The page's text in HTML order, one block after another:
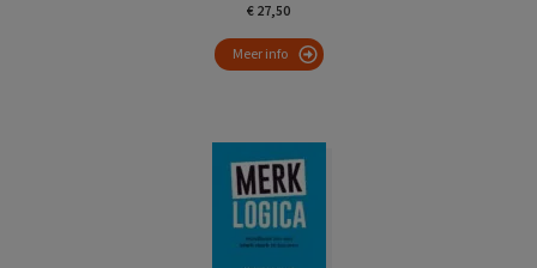
€ 27,50
Meer info